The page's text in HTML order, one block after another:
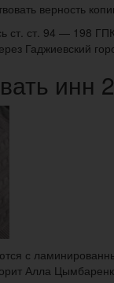
верность
ст. ст. 94 — 198
Гаджиевский
инн
с
Алла